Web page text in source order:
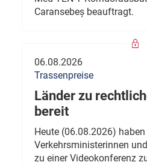
Caransebeș beauftragt.
06.08.2026
Trassenpreise
Länder zu
bereit
Heute (06.08.2026)
Verkehrsministerinnen
zu einer Videokonferenz